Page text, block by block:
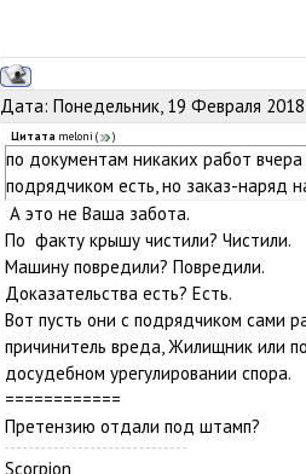
Дата: Понедельник, 19 Февраля
Цитата meloni ( )
по документам никаких работ
подрядчиком есть, но заказ-наряд
А это не Ваша забота.
По факту крышу чистили? Чистили.
Машину повредили? Повредили.
Доказательства есть? Есть.
Вот пусть они с подрядчиком сами
причинитель вреда, Жилищник или
досудебном урегулировании спора.
============
Претензию отдали под штамп?
Scorpion